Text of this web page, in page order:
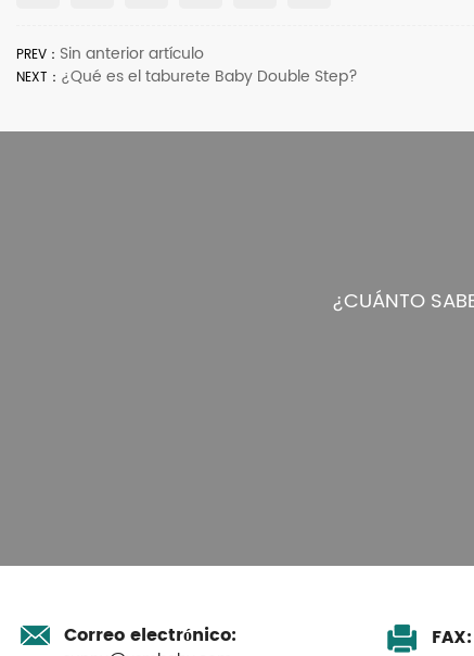
PREV： Sin anterior artículo
NEXT： ¿Qué es el taburete Baby Double Step?
¿CUÁNTO
Correo electrónico: FAX: